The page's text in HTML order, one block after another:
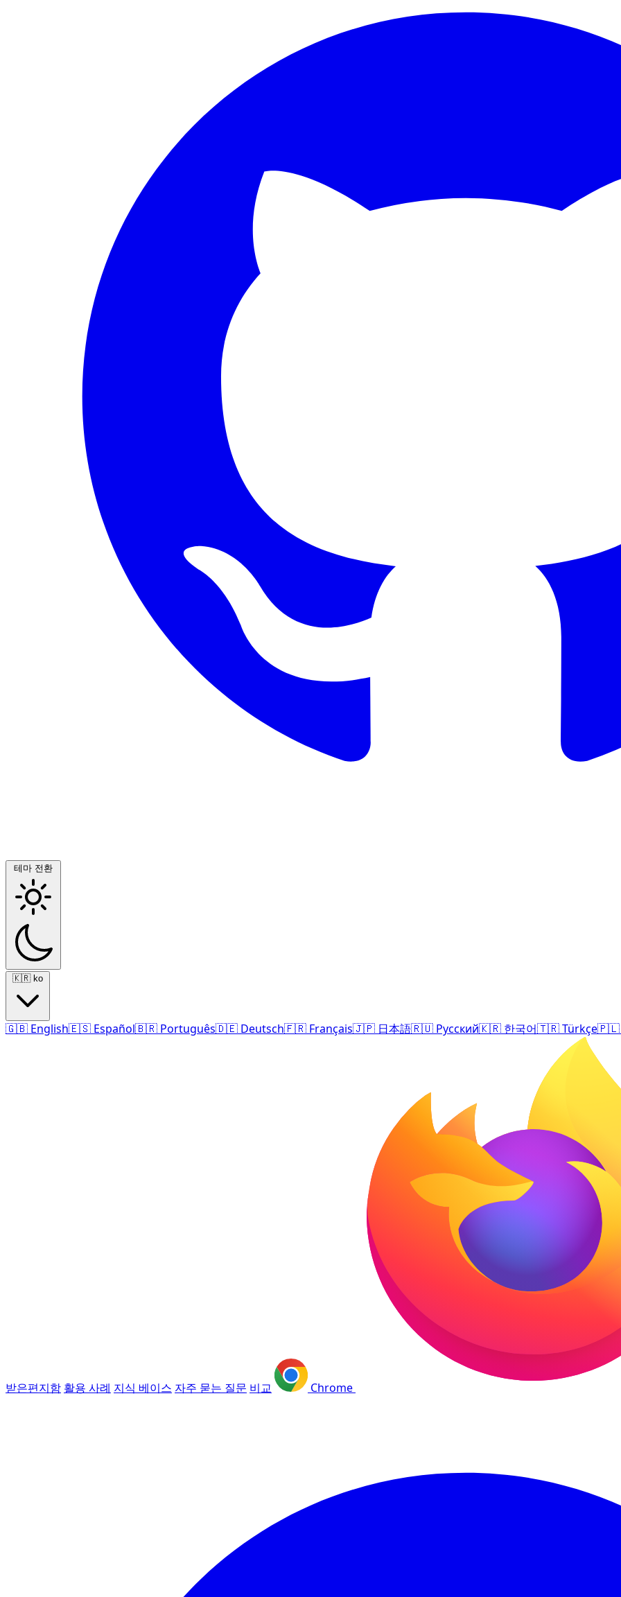
테마 전환
🇰🇷 ko
🇬🇧 English🇪🇸 Español🇧🇷 Português🇩🇪 Deutsch🇫🇷 Français🇯🇵 日本語🇷🇺 Русский🇰🇷 한국어🇹🇷Türkçe🇵🇱
받은편지함 활용 사례 지식 베이스 자주 묻는 질문 비교 Chrome